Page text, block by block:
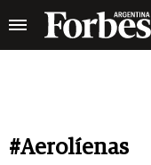
#Aerolíenas